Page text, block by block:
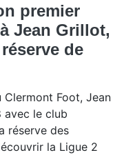
premier
Jean Grillot,
de
Clermont Foot, Jean
avec le club
réserve des
la Ligue 2